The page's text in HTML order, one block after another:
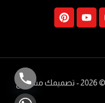
© 2026 - تصميمك مسموع